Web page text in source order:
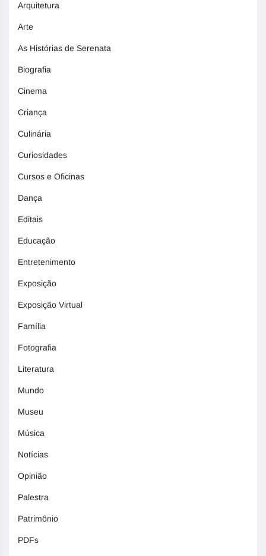
Arquitetura
Arte
As Histórias de Serenata
Biografia
Cinema
Criança
Culinária
Curiosidades
Cursos e Oficinas
Dança
Editais
Educação
Entretenimento
Exposição
Exposição Virtual
Família
Fotografia
Literatura
Mundo
Museu
Música
Notícias
Opinião
Palestra
Patrimônio
PDFs